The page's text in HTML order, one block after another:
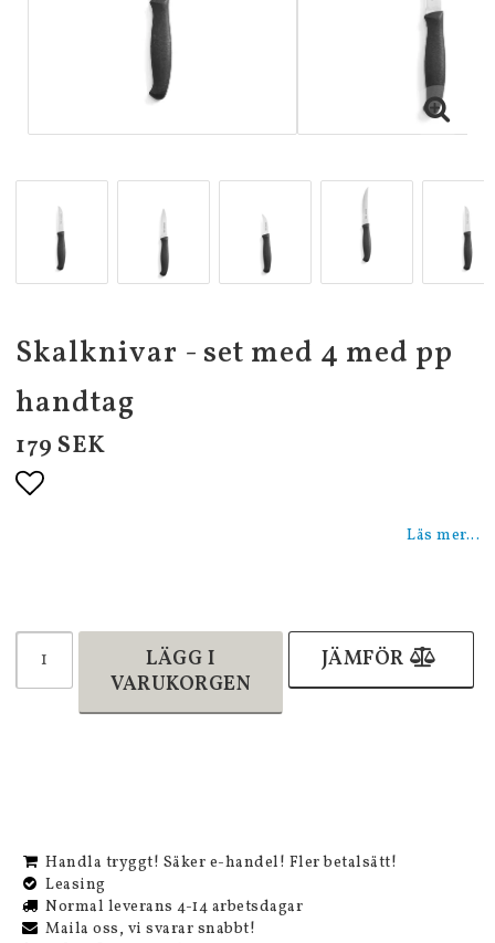
Skalknivar - set med 4 med pp
handtag
179 SEK
Läs mer...
LÄGG I
VARUKORGEN
JÄMFÖR
Handla tryggt! Säker e-handel! Fler betalsätt!
Leasing
Normal leverans 4-14 arbetsdagar
Maila oss, vi svarar snabbt!